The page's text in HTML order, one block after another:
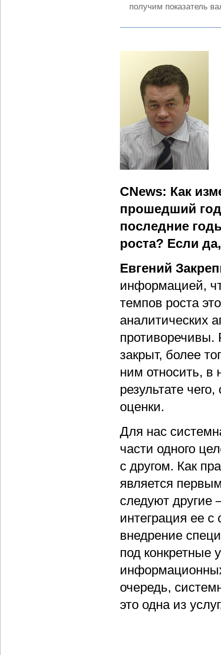
получим показатель
CNews: Как
прошедший
последние
роста? Если
Евгений
информацией,
темпов роста
аналитических
противоречивы.
закрыт, более
ним относить, в
результате
оценки.
Для нас
части одного
с другом. Как
является
следуют другие
интеграция ее
внедрение
под конкретные
очередь,
это одна из